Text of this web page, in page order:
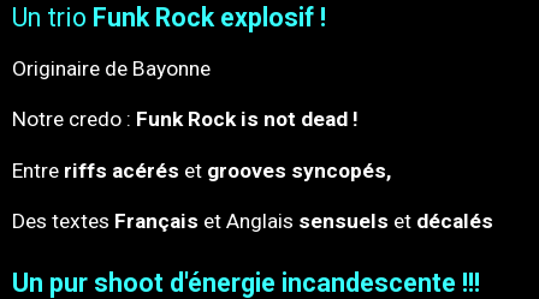
Un trio Funk Rock explosif !
Originaire de Bayonne
Notre credo : Funk Rock is not dead !
Entre riffs acérés et grooves syncopés,
Des textes Français et Anglais sensuels et décalés
Un pur shoot d'énergie incandescente !!!